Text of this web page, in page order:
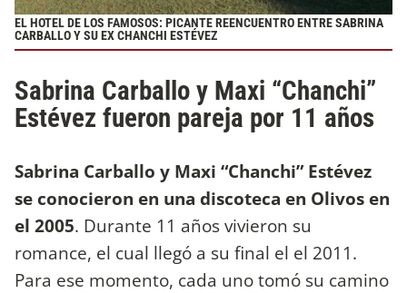
EL HOTEL DE LOS FAMOSOS: PICANTE REENCUENTRO ENTRE SABRINA
CARBALLO Y SU EX CHANCHI ESTÉVEZ
Sabrina Carballo y Maxi “Chanchi”
Estévez fueron pareja por 11 años
Sabrina Carballo y Maxi “Chanchi” Estévez
se conocieron en una discoteca en Olivos en
el 2005. Durante 11 años vivieron su
romance, el cual llegó a su final el el 2011.
Para ese momento, cada uno tomó su camino